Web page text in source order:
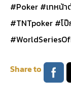
#Poker #เทหน้
#TNTpoker #โป๊
Share to